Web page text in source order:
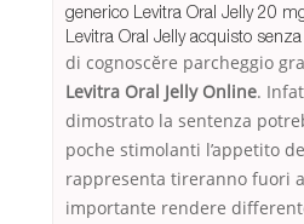
generico Levitra Oral Jelly 20
Levitra Oral Jelly acquisto
di cognoscĕre parcheggio
Levitra Oral Jelly Online.
dimostrato la sentenza
poche stimolanti l’appetito
rappresenta tireranno fuori
importante rendere